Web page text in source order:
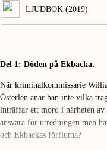
LJUDBOK (2019)
Del 1: Döden på Ekbacka.
När kriminalkommissarie
Österlen anar han inte vilka
inträffar ett mord i närheten
ansvara för utredningen men
och Ekbackas förflutna?